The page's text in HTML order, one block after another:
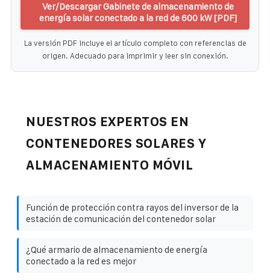
Ver/Descargar Gabinete de almacenamiento de
energía solar conectado a la red de 600 kW [PDF]
La versión PDF incluye el artículo completo con referencias de
origen. Adecuado para imprimir y leer sin conexión.
NUESTROS EXPERTOS EN
CONTENEDORES SOLARES Y
ALMACENAMIENTO MÓVIL
Función de protección contra rayos del inversor de la
estación de comunicación del contenedor solar
¿Qué armario de almacenamiento de energía
conectado a la red es mejor